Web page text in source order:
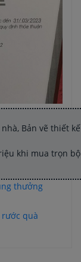
Bản vẽ thiết
khi mua trọn
thưởng
quà